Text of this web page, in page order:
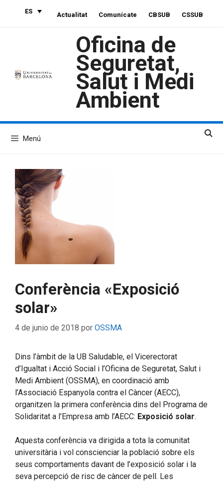
ES Actualitat Comunícate CBSUB CSSUB
Oficina de
Seguretat,
Salut i Medi
Ambient
Menú
Conferència «Exposició
solar»
4 de junio de 2018 por OSSMA
Dins l’àmbit de la UB Saludable, el Vicerectorat
d’Igualtat i Acció Social i l’Oficina de Seguretat, Salut i
Medi Ambient (OSSMA), en coordinació amb
l’Associació Espanyola contra el Càncer (AECC),
organitzen la primera conferència dins del Programa de
Solidaritat a l’Empresa amb l’AECC: Exposició solar.
Aquesta conferència va dirigida a tota la comunitat
universitària i vol conscienciar la població sobre els
seus comportaments davant de l’exposició solar i la
seva percepció de risc de càncer de pell. Les